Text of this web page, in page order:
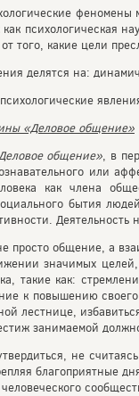
психологическая
того, какие цели
делятся на:
«Деловое общение»
общение», в
или
как члена
бытия
просто общение, а
значимых
такие как:
к повышению
лестнице,
занимаемой
не
благоприятные